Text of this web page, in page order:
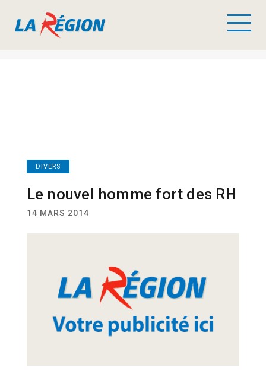
DIVERS
Le nouvel homme fort des RH
14 MARS 2014